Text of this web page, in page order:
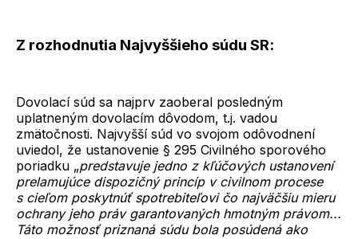
Z rozhodnutia Najvyššieho súdu SR:
Dovolací súd sa najprv zaoberal posledným
uplatneným dovolacím dôvodom, t.j. vadou
zmätočnosti. Najvyšší súd vo svojom odôvodnení
uviedol, že ustanovenie § 295 Civilného sporového
poriadku „predstavuje jedno z kľúčových ustanovení
prelamujúce dispozičný princíp v civilnom procese
s cieľom poskytnúť spotrebiteľovi čo najväčšiu mieru
ochrany jeho práv garantovaných hmotným právom...
Táto možnosť priznaná súdu bola posúdená ako